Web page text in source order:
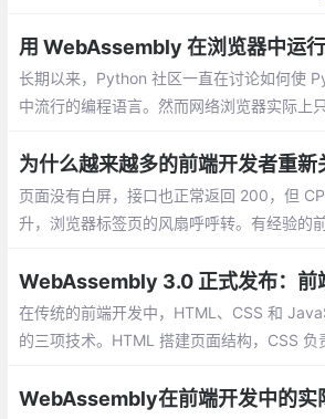
高性能应用，不需要针对网络的特定假设或
提供特定的定制化的网络功能
用 WebAssembly 在浏览器中运
长期以来，Python 社区一直在讨论如何使
中流行的编程语言。然而网络浏览器实际上
页面没有白屏，接口也正常返回 200，但
升，浏览器标签页的风扇呼呼转。有经验的
在传统的前端开发中，HTML、CSS 和
的三项技术。HTML 搭建页面结构，CSS
Wasm）的技术正在成为前端领域的“第四语